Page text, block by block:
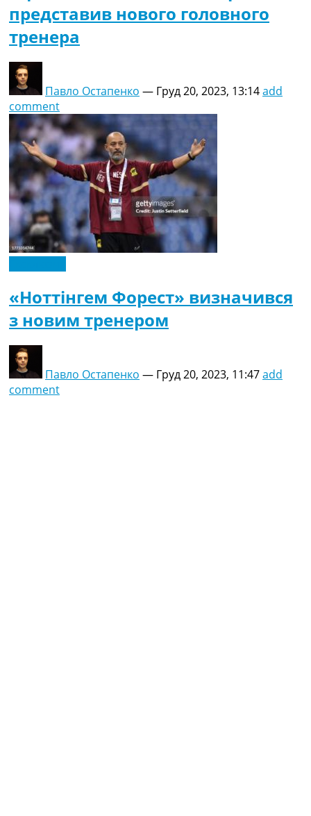
представив нового головного
тренера
Павло Остапенко — Груд 20, 2023, 13:14add
comment
«Ноттінгем Форест» визначився
з новим тренером
Павло Остапенко — Груд 20, 2023, 11:47add
comment